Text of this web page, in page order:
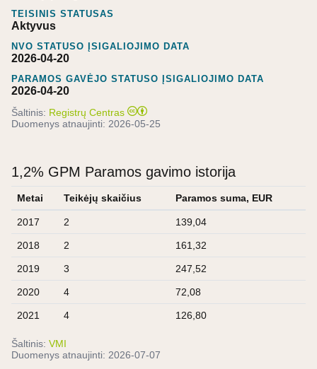
TEISINIS STATUSAS
Aktyvus
NVO STATUSO ĮSIGALIOJIMO DATA
2026-04-20
PARAMOS GAVĖJO STATUSO ĮSIGALIOJIMO DATA
2026-04-20
Šaltinis: Registrų Centras
Duomenys atnaujinti: 2026-05-25
1,2% GPM Paramos gavimo istorija
Metai Teikėjų skaičius Paramos suma, EUR
2017 2 139,04
2018 2 161,32
2019 3 247,52
2020 4 72,08
2021 4 126,80
Šaltinis: VMI
Duomenys atnaujinti: 2026-07-07